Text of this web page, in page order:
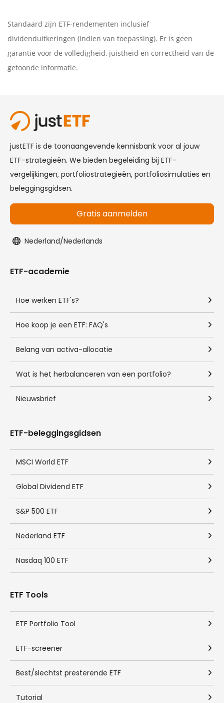
Standaard zijn ETF-rendementen inclusief
dividenduitkeringen (indien van toepassing). Er is geen
garantie voor de volledigheid, juistheid en correctheid van de
getoonde informatie.